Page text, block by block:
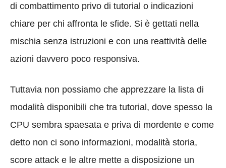
di combattimento privo di tutorial o indicazioni
chiare per chi affronta le sfide. Si è gettati nella
mischia senza istruzioni e con una reattività delle
azioni davvero poco responsiva.
Tuttavia non possiamo che apprezzare la lista di
modalità disponibili che tra tutorial, dove spesso la
CPU sembra spaesata e priva di mordente e come
detto non ci sono informazioni, modalità storia,
score attack e le altre mette a disposizione un